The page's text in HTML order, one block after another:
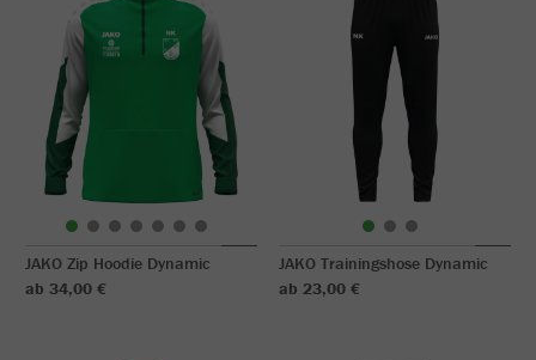
JAKO Zip Hoodie Dynamic
ab 34,00 €
JAKO Trainingshose Dynamic
ab 23,00 €